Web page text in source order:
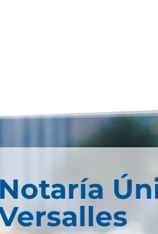
Notaría